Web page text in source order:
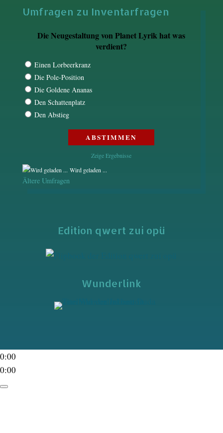
Umfragen zu Inventarfragen
Die Neugestaltung von Planet Lyrik hat was
verdient?
Einen Lorbeerkranz
Die Pole-Position
Die Goldene Ananas
Den Schattenplatz
Den Abstieg
Zeige Ergebnisse
Wird geladen ...
Ältere Umfragen
Edition qwert zui opü
Wunderlink
0:00
0:00